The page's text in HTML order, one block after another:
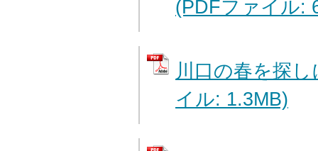
(PDFファイル:
川口の春を探
イル: 1.3MB)